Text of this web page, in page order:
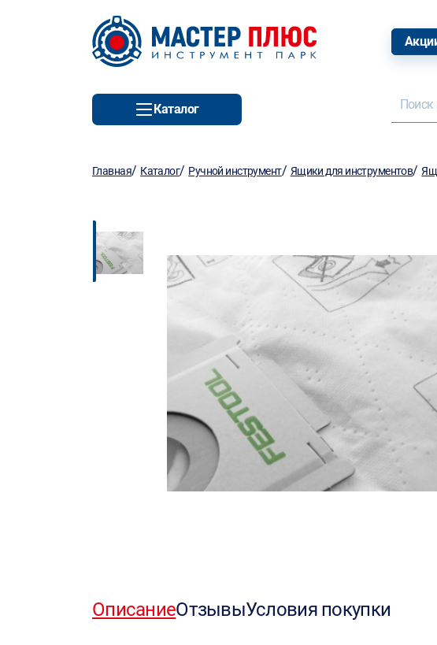
Каталог
Главная/ Каталог/ Ручной инструмент/ Ящики для инструментов/
ОписаниеОтзывыУсловия покупки